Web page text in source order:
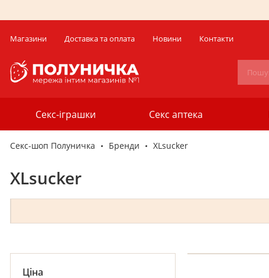
Магазини Доставка та оплата Новини Контакти
Секс-іграшки Секс аптека
Секс-шоп Полуничка Бренди XLsucker
XLsucker
Ціна